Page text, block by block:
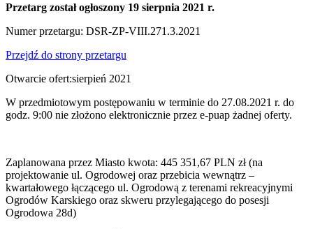
Przetarg został ogłoszony 19 sierpnia 2021 r.
Numer przetargu: DSR-ZP-VIII.271.3.2021
Przejdź do strony przetargu
Otwarcie ofert:sierpień 2021
W przedmiotowym postępowaniu w terminie do 27.08.2021 r. do
godz. 9:00 nie złożono elektronicznie przez e-puap żadnej oferty.
Zaplanowana przez Miasto kwota: 445 351,67 PLN zł (na
projektowanie ul. Ogrodowej oraz przebicia wewnątrz –
kwartałowego łączącego ul. Ogrodową z terenami rekreacyjnymi
Ogrodów Karskiego oraz skweru przylegającego do posesji
Ogrodowa 28d)